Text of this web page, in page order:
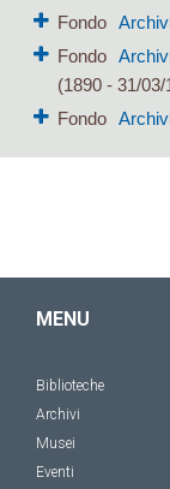
Fondo
Fondo
(1890 - 31/03/
Fondo
MENU
Biblioteche
Archivi
Musei
Eventi